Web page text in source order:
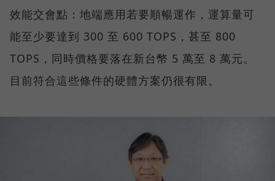
效能交會點：地端應用若要順暢運作，運算量可
能至少要達到 300 至 600 TOPS，甚至 800
TOPS，同時價格要落在新台幣 5 萬至 8 萬元。
目前符合這些條件的硬體方案仍很有限。